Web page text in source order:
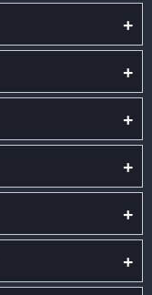
+
+
+
+
+
+